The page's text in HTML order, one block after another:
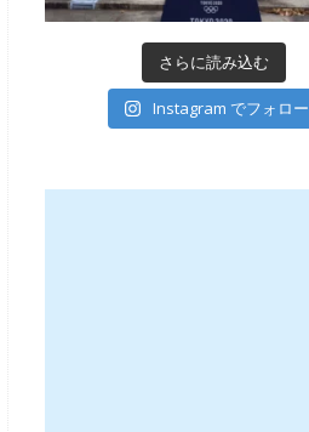
さらに読み込む
Instagram でフォロー